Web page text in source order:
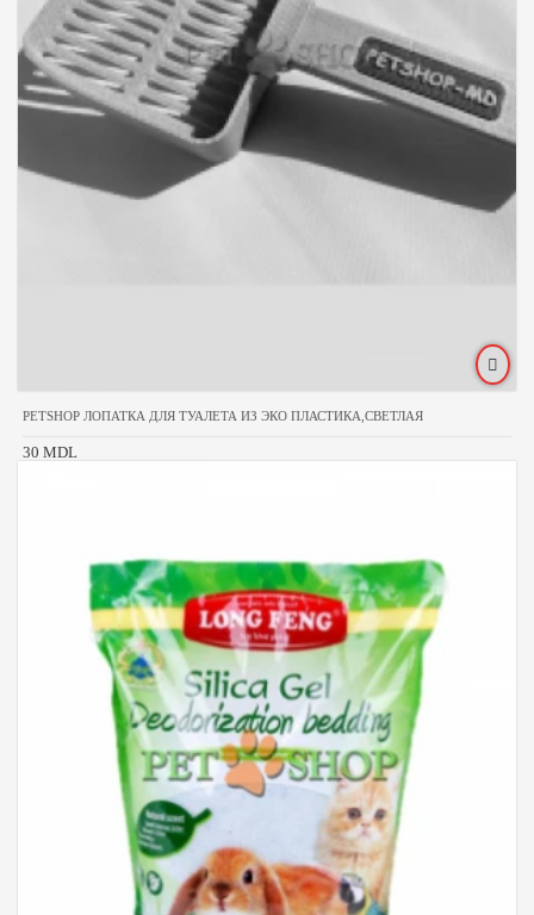
PETSHOP ЛОПАТКА ДЛЯ ТУАЛЕТА ИЗ ЭКО ПЛАСТИКА,СВЕТЛАЯ
30 MDL